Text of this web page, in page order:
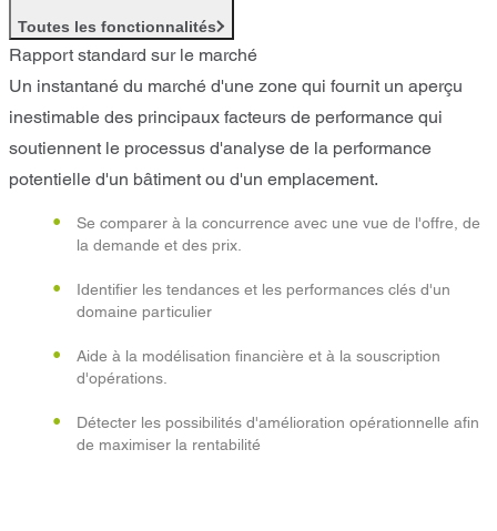
Toutes les fonctionnalités
Rapport standard sur le marché
Un instantané du marché d'une zone qui fournit un aperçu
inestimable des principaux facteurs de performance qui
soutiennent le processus d'analyse de la performance
potentielle d'un bâtiment ou d'un emplacement.
Se comparer à la concurrence avec une vue de l'offre, de
la demande et des prix.
Identifier les tendances et les performances clés d'un
domaine particulier
Aide à la modélisation financière et à la souscription
d'opérations.
Détecter les possibilités d'amélioration opérationnelle afin
de maximiser la rentabilité